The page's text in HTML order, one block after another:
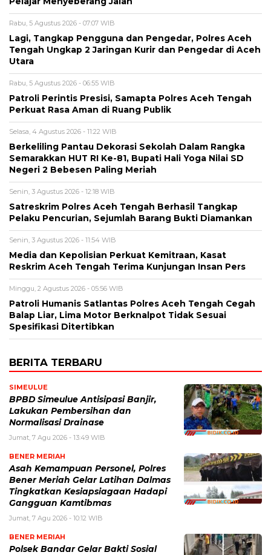
Rabu, 5 Agustus 2026 - 07:07 WIB
Lagi, Tangkap Pengguna dan Pengedar, Polres Aceh
Tengah Ungkap 2 Jaringan Kurir dan Pengedar di Aceh
Utara
Rabu, 5 Agustus 2026 - 06:55 WIB
Patroli Perintis Presisi, Samapta Polres Aceh Tengah
Perkuat Rasa Aman di Ruang Publik
Selasa, 4 Agustus 2026 - 11:22 WIB
Berkeliling Pantau Dekorasi Sekolah Dalam Rangka
Semarakkan HUT RI Ke-81, Bupati Hali Yoga Nilai SD
Negeri 2 Bebesen Paling Meriah
Senin, 3 Agustus 2026 - 12:18 WIB
Satreskrim Polres Aceh Tengah Berhasil Tangkap
Pelaku Pencurian, Sejumlah Barang Bukti Diamankan
Senin, 3 Agustus 2026 - 11:54 WIB
Media dan Kepolisian Perkuat Kemitraan, Kasat
Reskrim Aceh Tengah Terima Kunjungan Insan Pers
Minggu, 2 Agustus 2026 - 05:56 WIB
Patroli Humanis Satlantas Polres Aceh Tengah Cegah
Balap Liar, Lima Motor Berknalpot Tidak Sesuai
Spesifikasi Ditertibkan
BERITA TERBARU
SIMEULUE
BPBD Simeulue Antisipasi Banjir,
Lakukan Pembersihan dan
Normalisasi Drainase
Jumat, 7 Agu 2026 - 13:49 WIB
BENER MERIAH
Asah Kemampuan Personel, Polres
Bener Meriah Gelar Latihan Dalmas
Tingkatkan Kesiapsiagaan Hadapi
Gangguan Kamtibmas
Jumat, 7 Agu 2026 - 10:12 WIB
BENER MERIAH
Polsek Bandar Gelar Bakti Sosial